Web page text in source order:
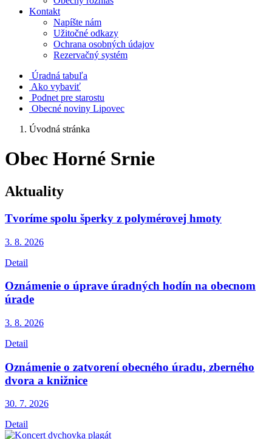
Kontakt
Napíšte nám
Užitočné odkazy
Ochrana osobných údajov
Rezervačný systém
Úradná tabuľa
Ako vybaviť
Podnet pre starostu
Obecné noviny Lipovec
Úvodná stránka
Obec Horné Srnie
Aktuality
Tvoríme spolu šperky z polymérovej hmoty
3. 8. 2026
Detail
Oznámenie o úprave úradných hodín na obecnom
úrade
3. 8. 2026
Detail
Oznámenie o zatvorení obecného úradu, zberného
dvora a knižnice
30. 7. 2026
Detail